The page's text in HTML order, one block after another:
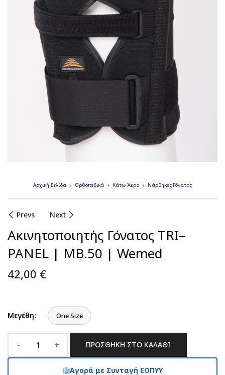
Αρχική Σελίδα Ορθοπεδικά Κάτω Άκρο Νάρθηκες Γόνατος
Prevs Next
Ακινητοποιητής Γόνατος TRI–
PANEL | MB.50 | Wemed
42,00 €
Μεγέθη: One Size
ΠΡΟΣΘΉΚΗ ΣΤΟ ΚΑΛΆΘΙ
Αγορά με Συνταγή ΕΟΠΥΥ